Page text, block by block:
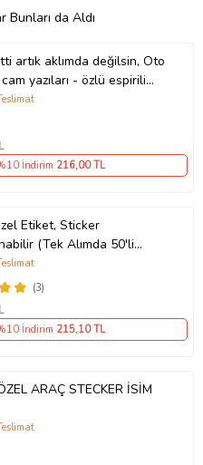
Bunları da Aldı
artık aklımda değilsin, Oto
yazıları - özlü espirili
koyan sözler
İndirim 216,00 TL
Etiket, Sticker
(Tek Alımda 50'li
Yapılmaktadır)
(3)
İndirim 215,10 TL
ARAÇ STECKER İSİM